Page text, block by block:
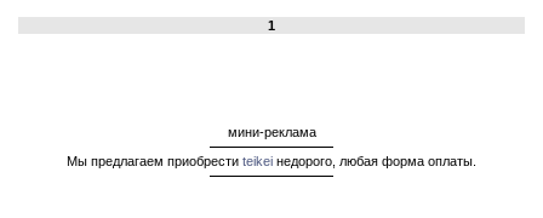
1
мини-реклама
Мы предлагаем приобрести teikei недорого, любая форма оплаты.